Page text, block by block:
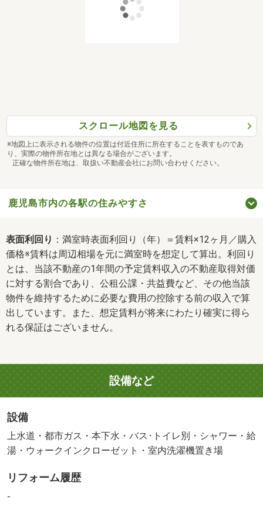
スクロール地図を見る
※地図上に表示される物件の位置は付近住所に所在することを表すものであ
り、実際の物件所在地とは異なる場合がございます。
正確な物件所在地は、取扱い不動産会社にお問い合わせください。
鹿児島市内の各駅の住みやすさ
表面利回り ：満室時表面利回り（年）＝賃料×12ヶ月／購入
価格※賃料は周辺相場を元に満室時を想定して算出。利回り
とは、当該不動産の1年間の予定賃料収入の不動産取得対価
に対する割合であり、公租公課・共益費など、その他当該
物件を維持するために必要な費用の控除する前の収入で算
出しています。また、想定賃料が将来にわたり確実に得ら
れる保証はございません。
設備など
設備
上水道・都市ガス・本下水・バス･トイレ別・シャワー・給
湯・ウォークインクローゼット・室内洗濯機置き場
リフォーム履歴
-